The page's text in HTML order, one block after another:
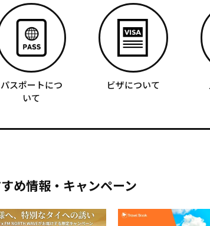
パスポートにつ
いて
ビザについて
め情報・キャンペーン